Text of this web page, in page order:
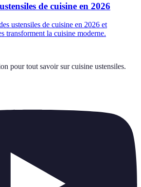
de cuisine en 2026
ustensiles de cuisine en 2026 et
transforment la cuisine moderne.
pour tout savoir sur cuisine ustensiles.